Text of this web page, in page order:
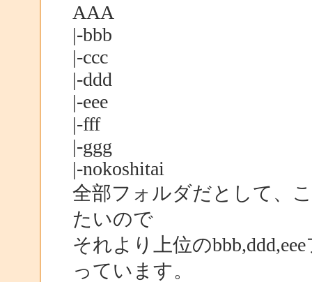
AAA
|-bbb
|-ccc
|-ddd
|-eee
|-fff
|-ggg
|-nokoshitai
全部フォルダだとして、
たいので
それより上位の
っています。